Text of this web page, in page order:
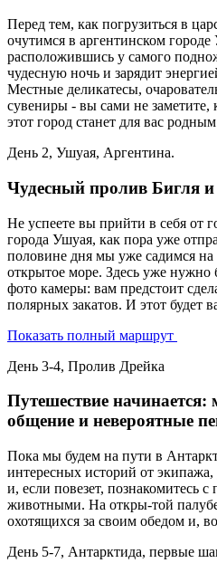
Перед тем, как погрузиться в
очутимся в аргентинском
расположившись у самого
чудесную ночь и зарядит
Местные деликатесы,
сувениры - вы сами не заметите,
этот город станет для вас
День 2, Ушуая, Аргентина.
Чудесный пролив Бигля
Не успеете вы прийти в себя от
города Ушуая, как пора уже
половине дня мы уже садимся
открытое море. Здесь уже нужно
фото камеры: вам предстоит
полярных закатов. И этот будет
Показать полный маршрут
День 3-4, Пролив Дрейка
Путешествие
общение и невероятные
Пока мы будем на пути в
интересных историй от
и, если повезет, познакомитесь
животными. На откры-той
охотящихся за своим обедом и,
День 5-7, Антарктида, первые